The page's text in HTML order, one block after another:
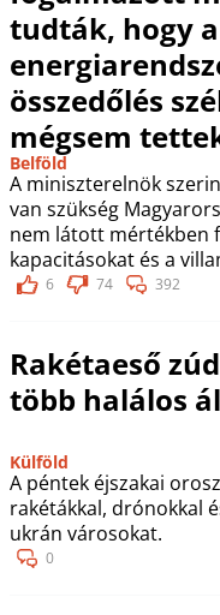
tudták, hogy
összedőlés
mégsem
Belföld
A miniszterelnök
van szükség
nem látott mértékben
kapacitásokat és a
6 74 392
Rakétaeső
több halálos
Külföld
A péntek éjszakai
rakétákkal, drónokkal
ukrán városokat.
0